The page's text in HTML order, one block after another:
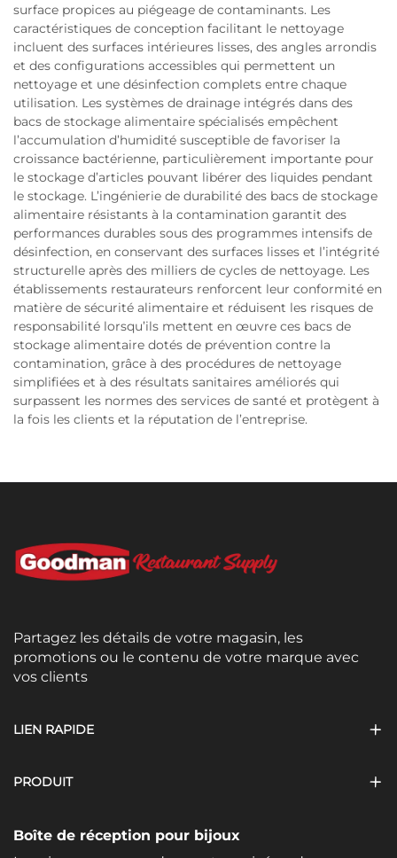
surface propices au piégeage de contaminants. Les
caractéristiques de conception facilitant le nettoyage
incluent des surfaces intérieures lisses, des angles arrondis
et des configurations accessibles qui permettent un
nettoyage et une désinfection complets entre chaque
utilisation. Les systèmes de drainage intégrés dans des
bacs de stockage alimentaire spécialisés empêchent
l’accumulation d’humidité susceptible de favoriser la
croissance bactérienne, particulièrement importante pour
le stockage d’articles pouvant libérer des liquides pendant
le stockage. L’ingénierie de durabilité des bacs de stockage
alimentaire résistants à la contamination garantit des
performances durables sous des programmes intensifs de
désinfection, en conservant des surfaces lisses et l’intégrité
structurelle après des milliers de cycles de nettoyage. Les
établissements restaurateurs renforcent leur conformité en
matière de sécurité alimentaire et réduisent les risques de
responsabilité lorsqu’ils mettent en œuvre ces bacs de
stockage alimentaire dotés de prévention contre la
contamination, grâce à des procédures de nettoyage
simplifiées et à des résultats sanitaires améliorés qui
surpassent les normes des services de santé et protègent à
la fois les clients et la réputation de l’entreprise.
Partagez les détails de votre magasin, les
promotions ou le contenu de votre marque avec
vos clients
LIEN RAPIDE
PRODUIT
Boîte de réception pour bijoux